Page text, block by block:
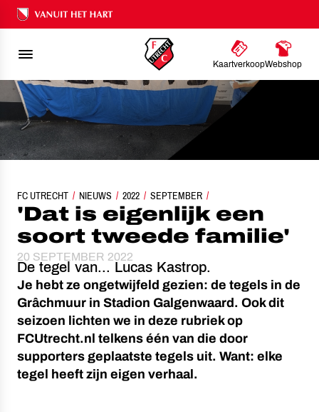
Ons nalatenschap
KaartverkoopWebshop
FC UTRECHT NIEUWS 2022 SEPTEMBER
'DAT IS EIGENLIJK EEN SOORT TWEEDE FAMILIE'
'Dat is eigenlijk een
soort tweede familie'
20 SEPTEMBER 2022
De tegel van... Lucas Kastrop.
Je hebt ze ongetwijfeld gezien: de tegels in de
Grâchmuur in Stadion Galgenwaard. Ook dit
seizoen lichten we in deze rubriek op
FCUtrecht.nl telkens één van die door
supporters geplaatste tegels uit. Want: elke
tegel heeft zijn eigen verhaal.